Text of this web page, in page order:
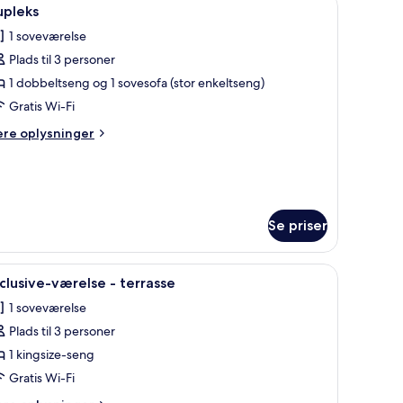
6
1 soveværelse
Plads til 3 personer
1 dobbeltseng og 1 sovesofa (stor enkeltseng)
Gratis Wi-Fi
oplysninger
Se priser
et lille bord med en vase blomster, og udsigt over byen gennem en
Et moderne hotelværelse med en stor seng,
7 værelse - terrasse
1 soveværelse
Plads til 3 personer
1 kingsize-seng
Gratis Wi-Fi